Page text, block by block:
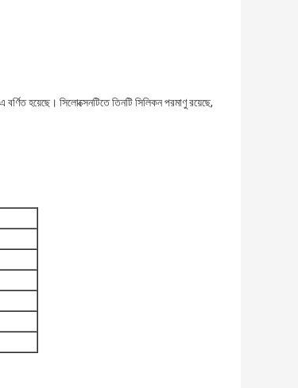
হয়েছে। সিলোক্সেনটিতে তিনটি সিলিকন পরমাণু রয়েছে,